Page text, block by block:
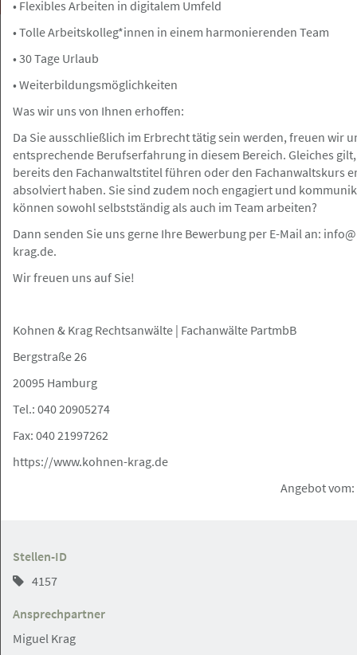
Hamburg Angebot
23.07.2026
Arbeitsrecht Rechtsanwälte w/m/d mit
(erster) Berufserfahrung oder
Berufseinsteiger w/m/d
23.07.2026
Rechtsanwaltsfachangestellte in
Vollzeit
Jurist (m/w/d) mit Schwerpunkt
Migrationsrecht
• Flexibles Arbeiten in digitalem Umfeld
• Tolle Arbeitskolleg*innen in einem harmonierenden Team
• 30 Tage Urlaub
• Weiterbildungsmöglichkeiten
Was wir uns von Ihnen erhoffen:
Da Sie ausschließlich im Erbrecht tätig sein werden, freuen wir
entsprechende Berufserfahrung in diesem Bereich. Gleiches
bereits den Fachanwaltstitel führen oder den Fachanwaltskurs
absolviert haben. Sie sind zudem noch engagiert und
können sowohl selbstständig als auch im Team arbeiten?
Dann senden Sie uns gerne Ihre Bewerbung per E-Mail an:
krag.de.
Wir freuen uns auf Sie!
Kohnen & Krag Rechtsanwälte | Fachanwälte PartmbB
Bergstraße 26
20095 Hamburg
Tel.: 040 20905274
Fax: 040 21997262
https://www.kohnen-krag.de
Angebot vom:
Stellen-ID
4157
Ansprechpartner
Miguel Krag